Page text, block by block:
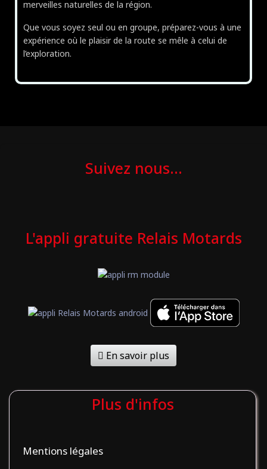
merveilles naturelles de la région.
Que vous soyez seul ou en groupe, préparez-vous à une
expérience où le plaisir de la route se mêle à celui de
l’exploration.
Suivez nous...
L'appli gratuite Relais Motards
En savoir plus
Plus d'infos
Mentions légales